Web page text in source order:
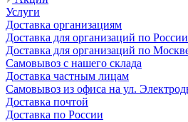
Услуги
Доставка организациям
Доставка для организаций по России
Доставка для организаций по
Самовывоз с нашего склада
Доставка частным лицам
Самовывоз из офиса на ул.
Доставка почтой
Доставка по России